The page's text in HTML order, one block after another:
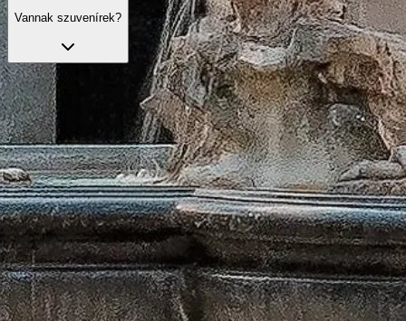
Vannak szuvenírek?
Kerülje el a sort a jegyeivel
Fedezze fel legjobb jegyajánlatainkat, amelyek kényelmes,
elsőbbségi belépést és szakértői vezetést biztosítanak.